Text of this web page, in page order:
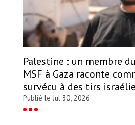
Palestine : un membre
MSF à Gaza raconte
survécu à des tirs
Publié le Jul 30, 2026